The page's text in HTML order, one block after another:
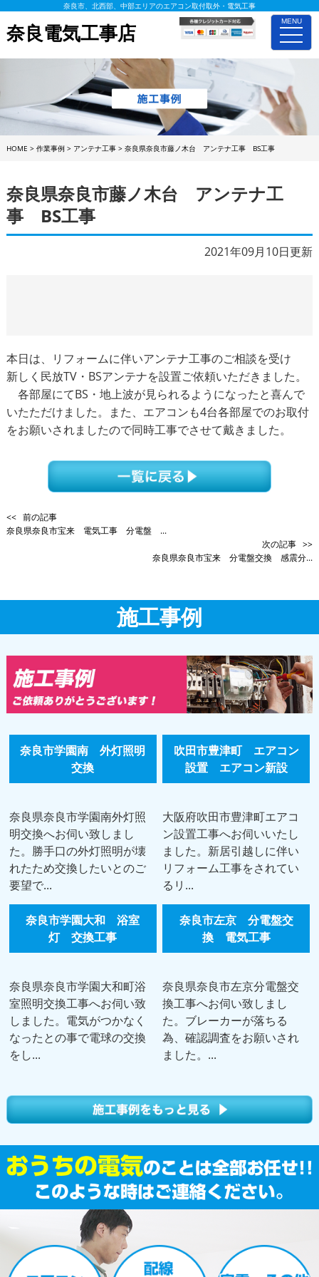
MENU
toggle
奈良市、北西部、中部エリアのエアコン取付取外・電気工事
奈良電気工事店
HOME > 作業事例> アンテナ工事> 奈良県奈良市藤ノ木台 アンテナ工事 BS工事
奈良県奈良市藤ノ木台 アンテナ工
事 BS工事
2021年09月10日更新
本日は、リフォームに伴いアンテナ工事のご相談を受け
新しく民放TV・BSアンテナを設置ご依頼いただきました。
各部屋にてBS・地上波が見られるようになったと喜んで
いたただけました。また、エアコンも4台各部屋でのお取付
をお願いされましたので同時工事でさせて戴きました。
<< 前の記事
奈良県奈良市宝来 電気工事 分電盤 ...
次の記事 >>
奈良県奈良市宝来 分電盤交換 感震分...
施工事例
奈良市学園南 外灯照明
交換
奈良県奈良市学園南外灯照
明交換へお伺い致しまし
た。勝手口の外灯照明が壊
れたため交換したいとのご
要望で...
吹田市豊津町 エアコン
設置 エアコン新設
大阪府吹田市豊津町エアコ
ン設置工事へお伺いいたし
ました。新居引越しに伴い
リフォーム工事をされてい
るリ...
奈良市学園大和 浴室
灯 交換工事
奈良県奈良市学園大和町浴
室照明交換工事へお伺い致
しました。電気がつかなく
なったとの事で電球の交換
をし...
奈良市左京 分電盤交
換 電気工事
奈良県奈良市左京分電盤交
換工事へお伺い致しまし
た。ブレーカーが落ちる
為、確認調査をお願いされ
ました。...